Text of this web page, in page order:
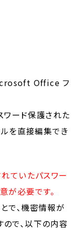
Office フ
ード保護された
を直接編集でき
ていたパスワー
が必要です。
で、機密情報が
で、以下の内容